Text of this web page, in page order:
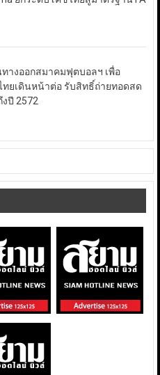
างออกสมาคมฟุตบอลฯ เพื่อ
ทยเดินหน้าต่อ รับสิทธิ์ถ่ายทอดสด
ปี 2572